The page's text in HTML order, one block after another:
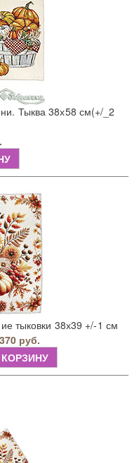
Тыква 38х58 см(+/_2
тыковки 38х39 +/-1 см
370 руб.